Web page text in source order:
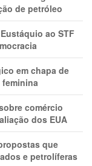
de petróleo
ao STF
em chapa de
comércio
dos EUA
que
e petrolíferas